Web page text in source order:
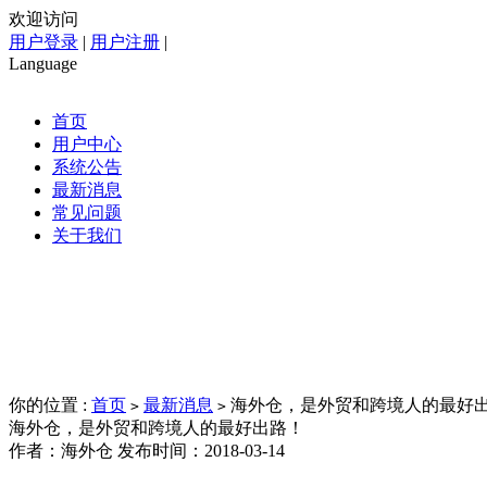
欢迎访问
用户登录 | 用户注册 |
Language
首页
用户中心
系统公告
最新消息
常见问题
关于我们
你的位置 : 首页 > 最新消息 > 海外仓，是外贸和跨境人的最好
海外仓，是外贸和跨境人的最好出路！
作者：海外仓 发布时间：2018-03-14